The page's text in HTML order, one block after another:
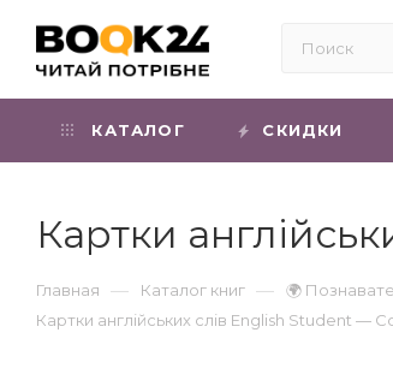
КАТАЛОГ СКИДКИ
Картки
Главная — Каталог книг — 🌍
Картки англійських слів English Student —